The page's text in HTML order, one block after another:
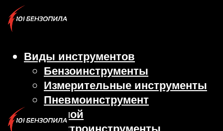
Виды инструментов
Бензоинструменты
Измерительные инструменты
Пневмоинструмент
Ручной